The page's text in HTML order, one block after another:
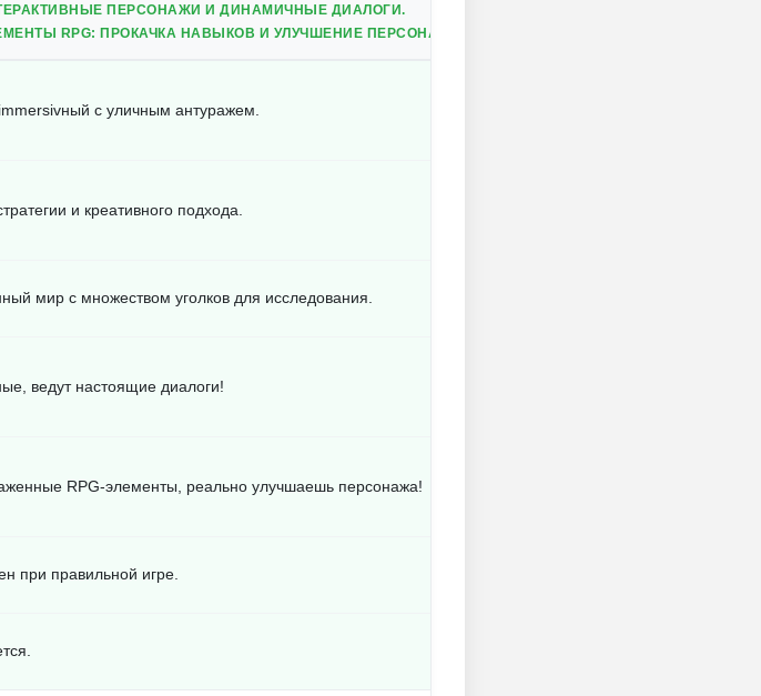
ПЕРСОНАЖИ И ДИНАМИЧНЫЕ ДИАЛОГИ.
RPG: ПРОКАЧКА НАВЫКОВ И УЛУЧШЕНИЕ ПЕРСОНАЖА.
с уличным антуражем.
и креативного подхода.
мир с множеством уголков для исследования.
ведут настоящие диалоги!
RPG-элементы, реально улучшаешь персонажа!
при правильной игре.